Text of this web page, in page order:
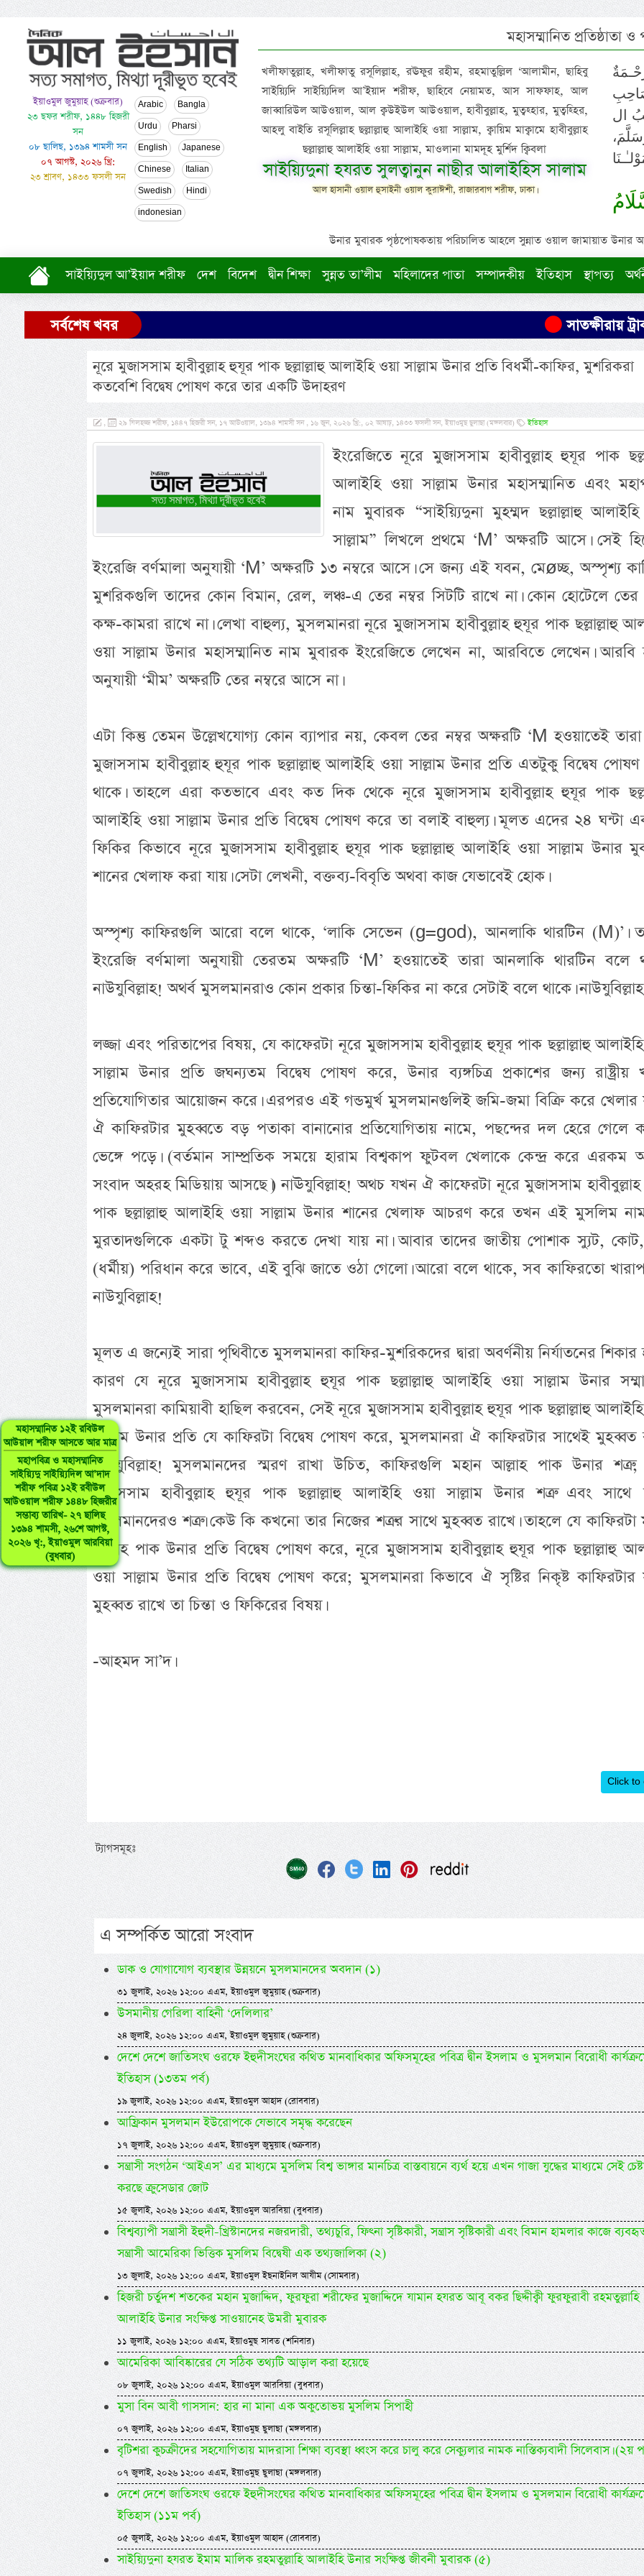
ইয়াওমুল জুমুয়াহ (শুক্রবার)
২৩ ছফর শরীফ, ১৪৪৮ হিজরী
সন
০৮ ছালিছ, ১৩৯৪ শামসী সন
০৭ আগস্ট, ২০২৬ খ্রি:
২৩ শ্রাবণ, ১৪৩৩ ফসলী সন
Arabic Bangla
Urdu Pharsi
English Japanese
Chinese Italian
Swedish Hindi
indonesian
মহাসম্মানিত প্রতিষ্ঠাতা
খলীফাতুল্লাহ, খলীফাতু রসূলিল্লাহ, রঊফুর রহীম, রহমাতুল্লিল ‘আলামীন, ছাহিবু
সাইয়্যিদি সাইয়্যিদিল আ’ইয়াদ শরীফ, ছাহিবে নেয়ামত, আস সাফফাহ, আল
জাব্বারিউল আউওয়াল, আল ক্বউইউল আউওয়াল, হাবীবুল্লাহ, মুত্বহ্হার, মুত্বহ্হির,
আহলু বাইতি রসূলিল্লাহ ছল্লাল্লাহু আলাইহি ওয়া সাল্লাম, ক্বায়িম মাক্বামে হাবীবুল্লাহ
ছল্লাল্লাহু আলাইহি ওয়া সাল্লাম, মাওলানা মামদূহ মুর্শিদ ক্বিবলা
সাইয়্যিদুনা হযরত সুলত্বানুন নাছীর আলাইহিস সালাম
আল হাসানী ওয়াল হুসাইনী ওয়াল কুরাঈশী, রাজারবাগ শরীফ, ঢাকা।
ال
উনার মুবারক পৃষ্ঠপোষকতায় পরিচালিত আহলে সুন্নাত ওয়াল জামায়াত উনার
সাইয়্যিদুল আ’ইয়াদ শরীফ দেশ বিদেশ দ্বীন শিক্ষা সুন্নত তা’লীম মহিলাদের পাতা সম্পাদকীয় ইতিহাস স্থাপত্য
সর্বশেষ খবর সাতক্ষীরায়
মহাসম্মানিত ১২ই রবিউল
আউয়াল শরীফ আসতে আর মাত্র
মহাপবিত্র ও মহাসম্মানিত
সাইয়্যিদু সাইয়্যিদিল আ’দাদ
শরীফ পবিত্র ১২ই রবীউল
আউওয়াল শরীফ ১৪৪৮ হিজরীর
সম্ভাব্য তারিখ- ২৭ ছালিছ
১৩৯৪ শামসী, ২৬শে আগস্ট,
২০২৬ খৃ:, ইয়াওমুল আরবিয়া
(বুধবার)
নূরে মুজাসসাম হাবীবুল্লাহ হুযূর পাক ছল্লাল্লাহু আলাইহি ওয়া সাল্লাম উনার প্রতি বিধর্মী-কাফির, মুশরিকরা
কতবেশি বিদ্বেষ পোষণ করে তার একটি উদাহরণ
, ২৯ যিলহজ্জ শরীফ, ১৪৪৭ হিজরী সন, ১৭ আউওয়াল, ১৩৯৪ শামসী সন , ১৬ জুন, ২০২৬ খ্রি:, ০২ আষাঢ়, ১৪৩৩ ফসলী সন, ইয়াওমুছ ছুলাছা (মঙ্গলবার) ইতিহাস
ইংরেজিতে নূরে মুজাসসাম হাবীবুল্লাহ হুযূর পাক
আলাইহি ওয়া সাল্লাম উনার মহাসম্মানিত এবং
নাম মুবারক “সাইয়্যিদুনা মুহম্মদ ছল্লাল্লাহু
সাল্লাম” লিখলে প্রথমে ‘M’ অক্ষরটি আসে। সেই
ইংরেজি বর্ণমালা অনুযায়ী ‘M’ অক্ষরটি ১৩ নম্বরে আসে। সে জন্য এই যবন, মেøচ্ছ, অস্পৃশ্য
মুশরিকগুলি তাদের কোন বিমান, রেল, লঞ্চ-এ তের নম্বর সিটটি রাখে না। কোন হোটেলে তের
কক্ষ-কামরা রাখে না। লেখা বাহুল্য, মুসলমানরা নূরে মুজাসসাম হাবীবুল্লাহ হুযূর পাক ছল্লাল্লাহু
ওয়া সাল্লাম উনার মহাসম্মানিত নাম মুবারক ইংরেজিতে লেখেন না, আরবিতে লেখেন।
অনুযায়ী ‘মীম’ অক্ষরটি তের নম্বরে আসে না।
এটা কিন্তু তেমন উল্লেখযোগ্য কোন ব্যাপার নয়, কেবল তের নম্বর অক্ষরটি ‘M হওয়াতেই
মুজাসসাম হাবীবুল্লাহ হুযূর পাক ছল্লাল্লাহু আলাইহি ওয়া সাল্লাম উনার প্রতি এতটুকু বিদ্বেষ
থাকে। তাহলে এরা কতভাবে এবং কত দিক থেকে নূরে মুজাসসাম হাবীবুল্লাহ হুযূর পাক
আলাইহি ওয়া সাল্লাম উনার প্রতি বিদ্বেষ পোষণ করে তা বলাই বাহুল্য। মূলত এদের ২৪ ঘন্টা
ফিকির কিভাবে নূরে মুজাসসাম হাবীবুল্লাহ হুযূর পাক ছল্লাল্লাহু আলাইহি ওয়া সাল্লাম উনার
শানের খেলাফ করা যায়। সেটা লেখনী, বক্তব্য-বিবৃতি অথবা কাজ যেভাবেই হোক।
অস্পৃশ্য কাফিরগুলি আরো বলে থাকে, ‘লাকি সেভেন (g=god), আনলাকি থারটিন (M)’।
ইংরেজি বর্ণমালা অনুযায়ী তেরতম অক্ষরটি ‘M’ হওয়াতেই তারা আনলাকি থারটিন বলে
নাউযুবিল্লাহ! অথর্ব মুসলমানরাও কোন প্রকার চিন্তা-ফিকির না করে সেটাই বলে থাকে।
লজ্জা এবং পরিতাপের বিষয়, যে কাফেরটা নূরে মুজাসসাম হাবীবুল্লাহ হুযূর পাক ছল্লাল্লাহু
সাল্লাম উনার প্রতি জঘন্যতম বিদ্বেষ পোষণ করে, উনার ব্যঙ্গচিত্র প্রকাশের জন্য রাষ্ট্রীয়
প্রতিযোগিতার আয়োজন করে। এরপরও এই গন্ডমুর্খ মুসলমানগুলিই জমি-জমা বিক্রি করে
ঐ কাফিরটার মুহব্বতে বড় পতাকা বানানোর প্রতিযোগিতায় নামে, পছন্দের দল হেরে গেলে
ভেঙ্গে পড়ে। (বর্তমান সাম্প্রতিক সময়ে হারাম বিশ্বকাপ ফুটবল খেলাকে কেন্দ্র করে এরকম
সংবাদ অহরহ মিডিয়ায় আসছে।) নাঊযুবিল্লাহ! অথচ যখন ঐ কাফেরটা নূরে মুজাসসাম
পাক ছল্লাল্লাহু আলাইহি ওয়া সাল্লাম উনার শানের খেলাফ আচরণ করে তখন এই মুসলিম
মুরতাদগুলিকে একটা টু শব্দও করতে দেখা যায় না। আবার তাদের জাতীয় পোশাক স্যুট,
(ধর্মীয়) পরিধান করে ভাবে, এই বুঝি জাতে ওঠা গেলো। আরো বলে থাকে, সব কাফিরতো
নাউযুবিল্লাহ!
মূলত এ জন্যেই সারা পৃথিবীতে মুসলমানরা কাফির-মুশরিকদের দ্বারা অবর্ণনীয় নির্যাতনের শিকার
কারণ যে নূরে মুজাসসাম হাবীবুল্লাহ হুযূর পাক ছল্লাল্লাহু আলাইহি ওয়া সাল্লাম উনার
মুসলমানরা কামিয়াবী হাছিল করবেন, সেই নূরে মুজাসসাম হাবীবুল্লাহ হুযূর পাক ছল্লাল্লাহু
সাল্লাম উনার প্রতি যে কাফিরটা বিদ্বেষ পোষণ করে, মুসলমানরা ঐ কাফিরটার সাথেই মুহব্বত
নাউযুবিল্লাহ! মুসলমানদের স্মরণ রাখা উচিত, কাফিরগুলি মহান আল্লাহ পাক উনার
মুজাসসাম হাবীবুল্লাহ হুযূর পাক ছল্লাল্লাহু আলাইহি ওয়া সাল্লাম উনার শত্রু এবং সাথে
মুসলমানদেরও শত্রু। কেউ কি কখনো তার নিজের শত্রুর সাথে মুহব্বত রাখে। তাহলে যে কাফিরটা
আল্লাহ পাক উনার প্রতি বিদ্বেষ পোষণ করে, নূরে মুজাসসাম হাবীবুল্লাহ হুযূর পাক ছল্লাল্লাহু
ওয়া সাল্লাম উনার প্রতি বিদ্বেষ পোষণ করে; মুসলমানরা কিভাবে ঐ সৃষ্টির নিকৃষ্ট কাফিরটার
মুহব্বত রাখে তা চিন্তা ও ফিকিরের বিষয়।
-আহমদ সা’দ।
Click to
ট্যাগসমূহঃ
এ সম্পর্কিত আরো সংবাদ
ডাক ও যোগাযোগ ব্যবস্থার উন্নয়নে মুসলমানদের অবদান (১)
৩১ জুলাই, ২০২৬ ১২:০০ এএম, ইয়াওমুল জুমুয়াহ (শুক্রবার)
উসমানীয় গেরিলা বাহিনী ‘দেলিলার’
২৪ জুলাই, ২০২৬ ১২:০০ এএম, ইয়াওমুল জুমুয়াহ (শুক্রবার)
দেশে দেশে জাতিসংঘ ওরফে ইহুদীসংঘের কথিত মানবাধিকার অফিসমূহের পবিত্র দ্বীন ইসলাম ও মুসলমান বিরোধী
ইতিহাস (১৩তম পর্ব)
১৯ জুলাই, ২০২৬ ১২:০০ এএম, ইয়াওমুল আহাদ (রোববার)
আফ্রিকান মুসলমান ইউরোপকে যেভাবে সমৃদ্ধ করেছেন
১৭ জুলাই, ২০২৬ ১২:০০ এএম, ইয়াওমুল জুমুয়াহ (শুক্রবার)
সন্ত্রাসী সংগঠন ‘আইএস’ এর মাধ্যমে মুসলিম বিশ্ব ভাঙ্গার মানচিত্র বাস্তবায়নে ব্যর্থ হয়ে এখন গাজা যুদ্ধের মাধ্যমে সেই
করছে ক্রুসেডার জোট
১৫ জুলাই, ২০২৬ ১২:০০ এএম, ইয়াওমুল আরবিয়া (বুধবার)
বিশ্বব্যাপী সন্ত্রাসী ইহুদী-খ্রিস্টানদের নজরদারী, তথ্যচুরি, ফিৎনা সৃষ্টিকারী, সন্ত্রাস সৃষ্টিকারী এবং বিমান হামলার কাজে
সন্ত্রাসী আমেরিকা ভিত্তিক মুসলিম বিদ্বেষী এক তথ্যজালিকা (২)
১৩ জুলাই, ২০২৬ ১২:০০ এএম, ইয়াওমুল ইছনাইনিল আযীম (সোমবার)
হিজরী চর্তুদশ শতকের মহান মুজাদ্দিদ, ফুরফুরা শরীফের মুজাদ্দিদে যামান হযরত আবূ বকর ছিদ্দীক্বী ফুরফুরাবী রহমতুল্লাহি
আলাইহি উনার সংক্ষিপ্ত সাওয়ানেহ উমরী মুবারক
১১ জুলাই, ২০২৬ ১২:০০ এএম, ইয়াওমুছ সাবত (শনিবার)
আমেরিকা আবিষ্কারের যে সঠিক তথ্যটি আড়াল করা হয়েছে
০৮ জুলাই, ২০২৬ ১২:০০ এএম, ইয়াওমুল আরবিয়া (বুধবার)
মুসা বিন আবী গাসসান: হার না মানা এক অকুতোভয় মুসলিম সিপাহী
০৭ জুলাই, ২০২৬ ১২:০০ এএম, ইয়াওমুছ ছুলাছা (মঙ্গলবার)
বৃটিশরা কুচক্রীদের সহযোগিতায় মাদরাসা শিক্ষা ব্যবস্থা ধ্বংস করে চালু করে সেক্যুলার নামক নাস্তিক্যবাদী সিলেবাস। (২য়
০৭ জুলাই, ২০২৬ ১২:০০ এএম, ইয়াওমুছ ছুলাছা (মঙ্গলবার)
দেশে দেশে জাতিসংঘ ওরফে ইহুদীসংঘের কথিত মানবাধিকার অফিসমূহের পবিত্র দ্বীন ইসলাম ও মুসলমান বিরোধী
ইতিহাস (১১ম পর্ব)
০৫ জুলাই, ২০২৬ ১২:০০ এএম, ইয়াওমুল আহাদ (রোববার)
সাইয়্যিদুনা হযরত ইমাম মালিক রহমতুল্লাহি আলাইহি উনার সংক্ষিপ্ত জীবনী মুবারক (৫)